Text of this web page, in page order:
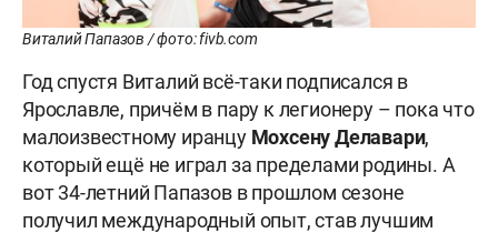
Виталий Папазов / фото: fivb.com
Год спустя Виталий всё-таки подписался в
Ярославле, причём в пару к легионеру – пока что
малоизвестному иранцу Мохсену Делавари,
который ещё не играл за пределами родины. А
вот 34-летний Папазов в прошлом сезоне
получил международный опыт, став лучшим